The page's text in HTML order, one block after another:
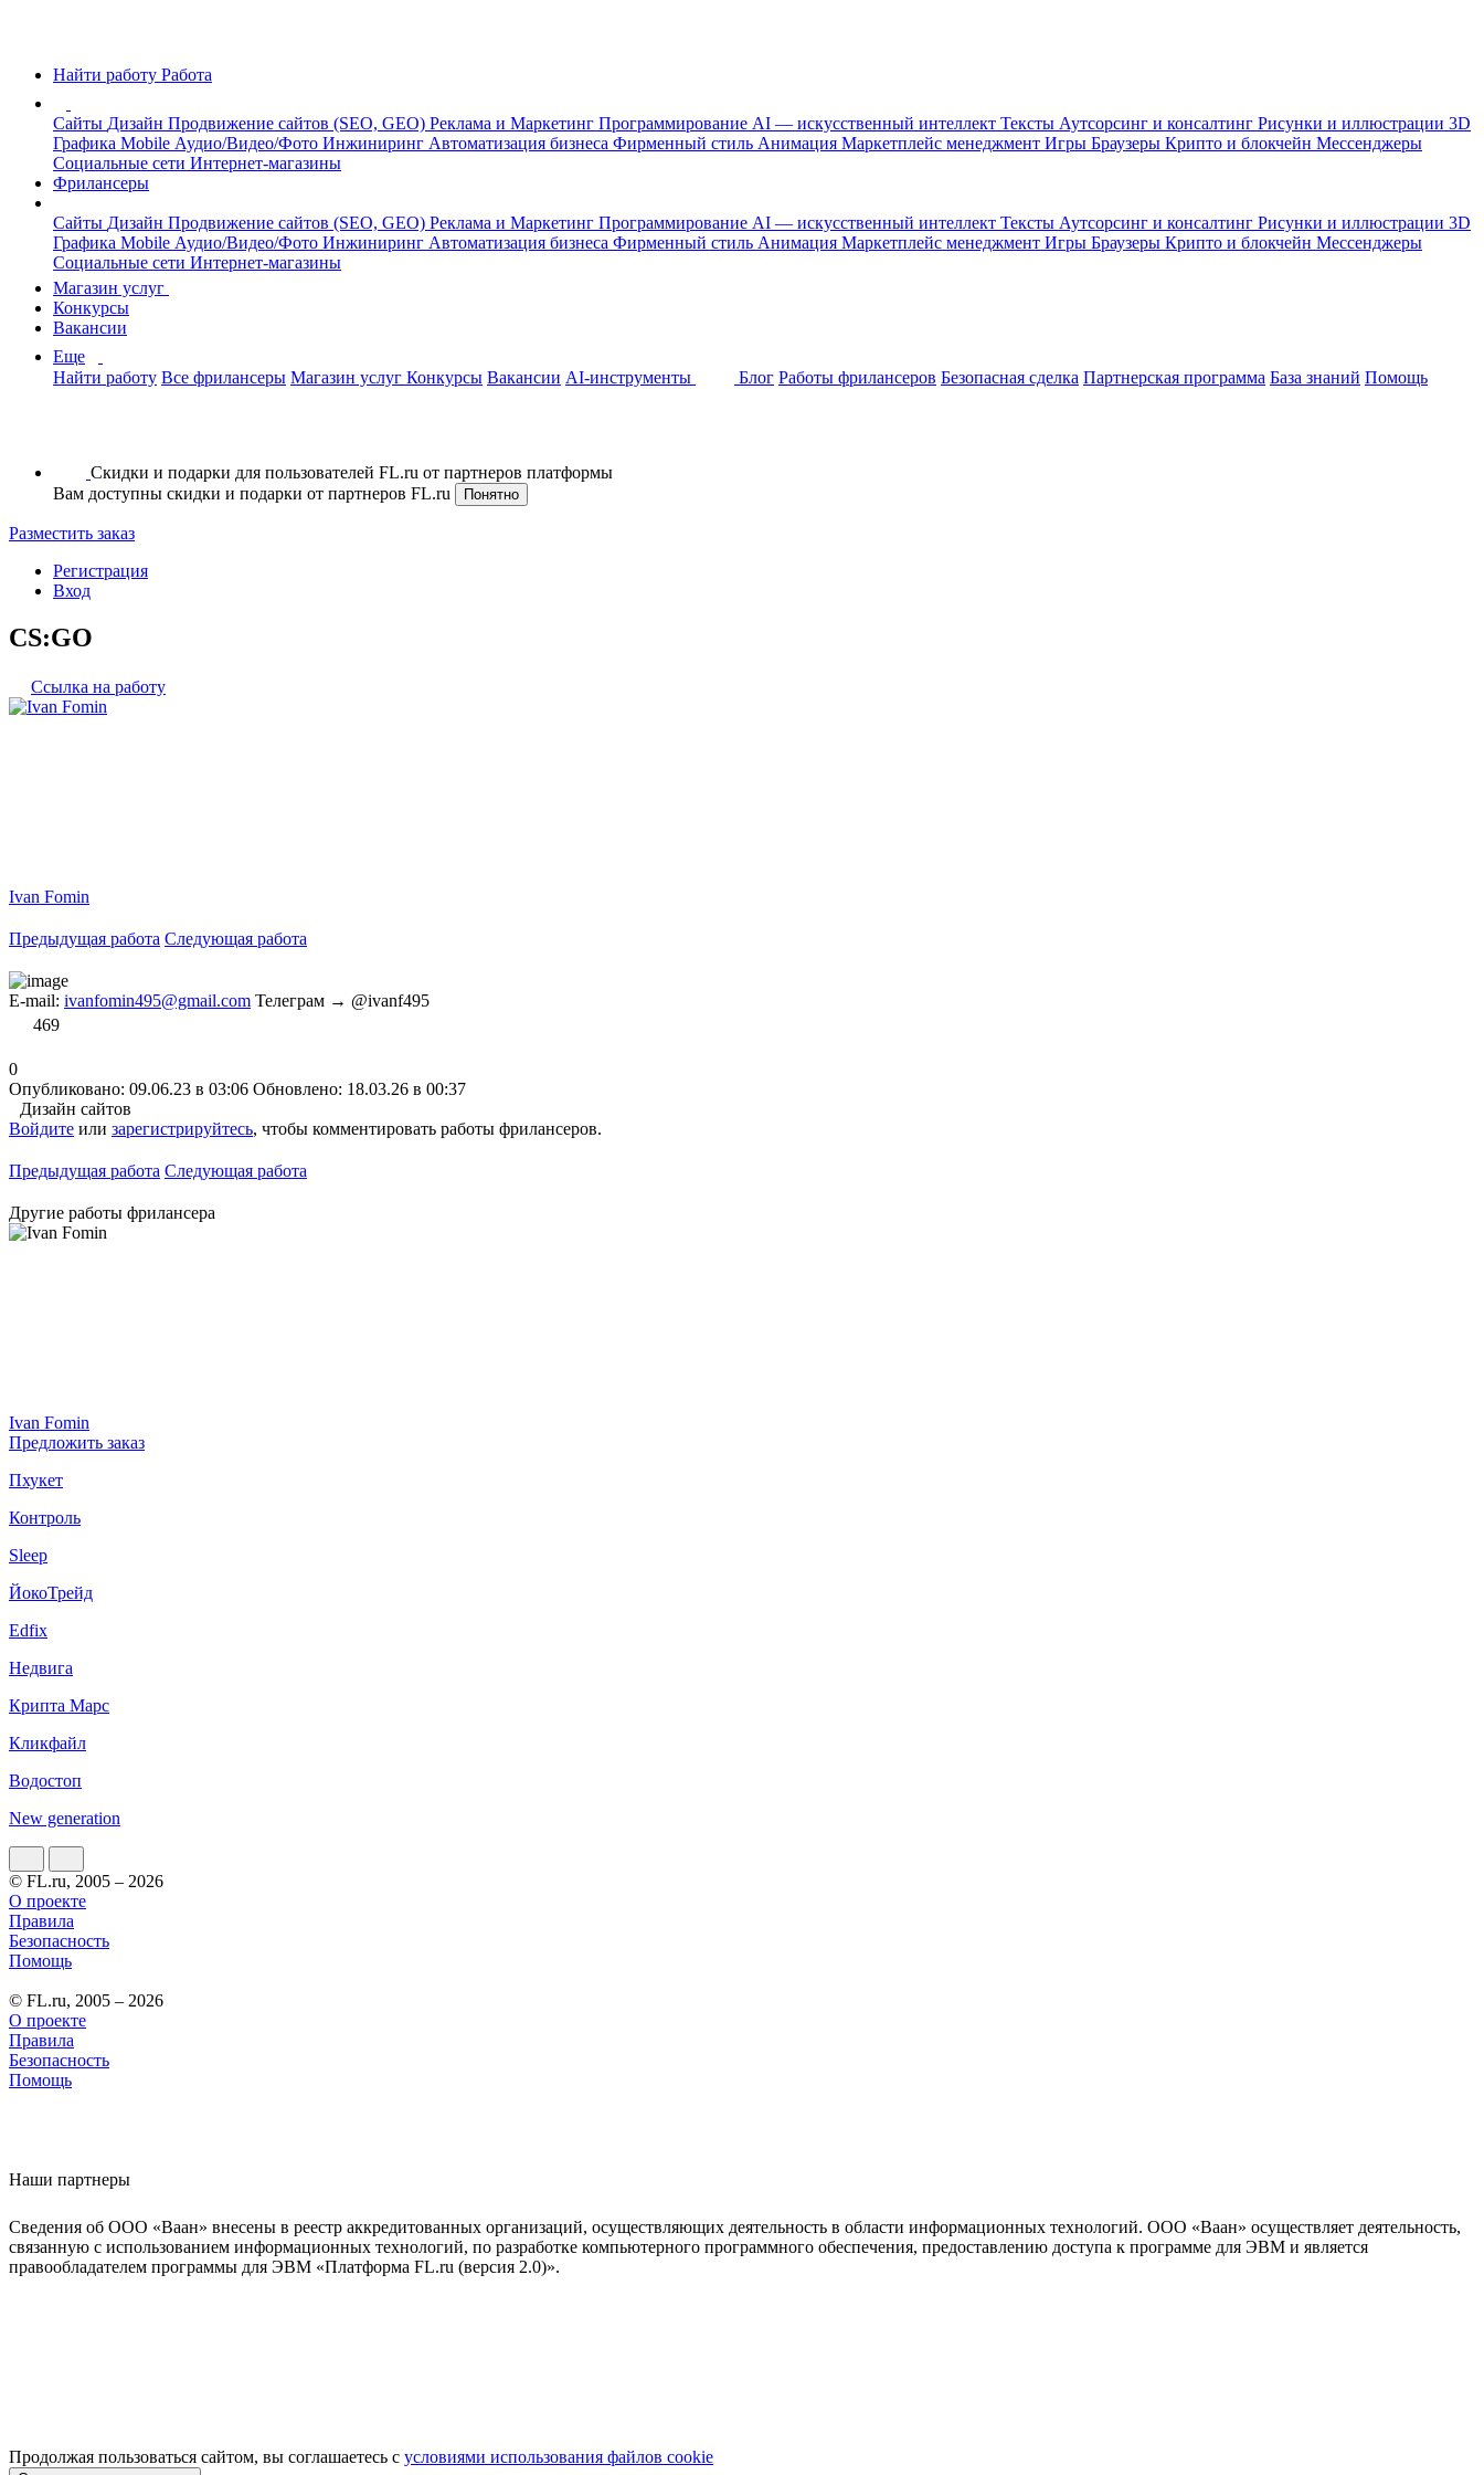
Найти работу Работа
Сайты Дизайн Продвижение сайтов (SEO, GEO) Реклама и Маркетинг Программирование AI — искусственный интеллект Тексты Аутсорсинг и консалтинг Рисунки и иллюстрации 3D
Графика Mobile Аудио/Видео/Фото Инжиниринг Автоматизация бизнеса Фирменный стиль Анимация Маркетплейс менеджмент Игры Браузеры Крипто и блокчейн Мессенджеры
Социальные сети Интернет-магазины
Фрилансеры
Сайты Дизайн Продвижение сайтов (SEO, GEO) Реклама и Маркетинг Программирование AI — искусственный интеллект Тексты Аутсорсинг и консалтинг Рисунки и иллюстрации 3D
Графика Mobile Аудио/Видео/Фото Инжиниринг Автоматизация бизнеса Фирменный стиль Анимация Маркетплейс менеджмент Игры Браузеры Крипто и блокчейн Мессенджеры
Социальные сети Интернет-магазины
Магазин услуг
Конкурсы
Вакансии
Еще
Найти работу Все фрилансеры Магазин услуг Конкурсы Вакансии AI-инструменты Блог Работы фрилансеров Безопасная сделка Партнерская программа База знаний Помощь
Скидки и подарки для пользователей FL.ru от партнеров платформы
Вам доступны скидки и подарки от партнеров FL.ru
Понятно
Разместить заказ
Регистрация
Вход
CS:GO
Ссылка на работу
Ivan Fomin
Предыдущая работа Следующая работа
E-mail: ivanfomin495@gmail.com Телеграм → @ivanf495
469
0
Опубликовано: 09.06.23 в 03:06 Обновлено: 18.03.26 в 00:37
Дизайн сайтов
Войдите или зарегистрируйтесь, чтобы комментировать работы фрилансеров.
Предыдущая работа Следующая работа
Другие работы фрилансера
Ivan Fomin
Предложить заказ
Пхукет
Контроль
Sleep
ЙокоТрейд
Edfix
Недвига
Крипта Марс
Кликфайл
Водостоп
New generation
© FL.ru, 2005 – 2026
О проекте
Правила
Безопасность
Помощь
© FL.ru, 2005 – 2026
О проекте
Правила
Безопасность
Помощь
Наши партнеры
Сведения об ООО «Ваан» внесены в реестр аккредитованных организаций, осуществляющих деятельность в области информационных технологий. ООО «Ваан» осуществляет деятельность,
связанную с использованием информационных технологий, по разработке компьютерного программного обеспечения, предоставлению доступа к программе для ЭВМ и является
правообладателем программы для ЭВМ «Платформа FL.ru (версия 2.0)».
Продолжая пользоваться сайтом, вы соглашаетесь с условиями использования файлов cookie